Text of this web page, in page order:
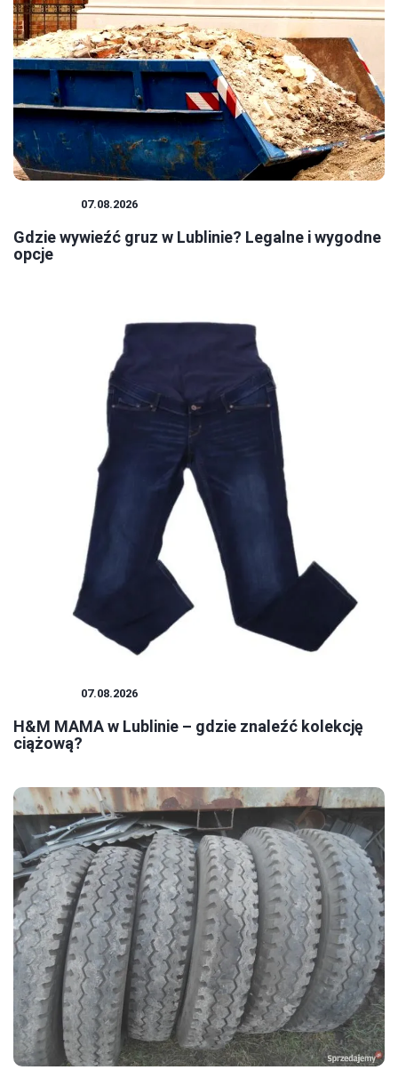
07.08.2026
Gdzie wywieźć gruz w Lublinie? Legalne i wygodne
opcje
07.08.2026
H&M MAMA w Lublinie – gdzie znaleźć kolekcję
ciążową?